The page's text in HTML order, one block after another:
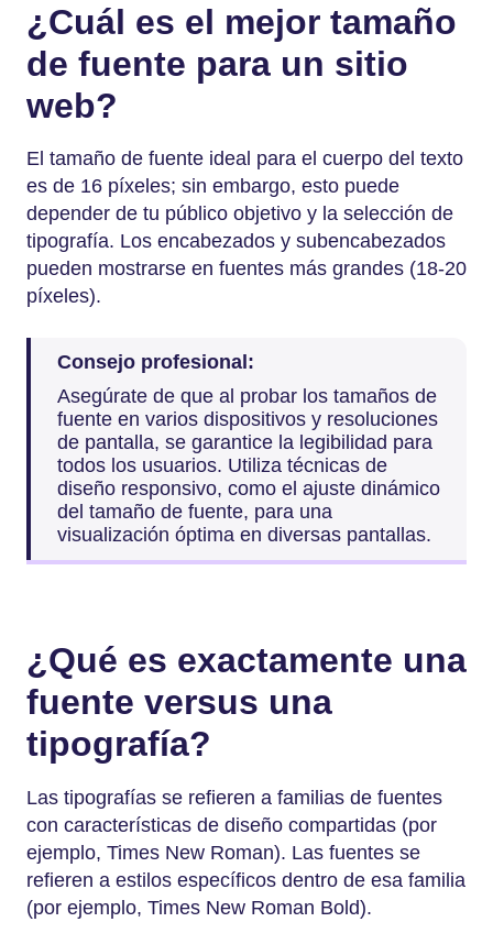
¿Cuál es el mejor tamaño
de fuente para un sitio
web?
El tamaño de fuente ideal para el cuerpo del texto
es de 16 píxeles; sin embargo, esto puede
depender de tu público objetivo y la selección de
tipografía. Los encabezados y subencabezados
pueden mostrarse en fuentes más grandes (18-20
píxeles).
Consejo profesional:
Asegúrate de que al probar los tamaños de
fuente en varios dispositivos y resoluciones
de pantalla, se garantice la legibilidad para
todos los usuarios. Utiliza técnicas de
diseño responsivo, como el ajuste dinámico
del tamaño de fuente, para una
visualización óptima en diversas pantallas.
¿Qué es exactamente una
fuente versus una
tipografía?
Las tipografías se refieren a familias de fuentes
con características de diseño compartidas (por
ejemplo, Times New Roman). Las fuentes se
refieren a estilos específicos dentro de esa familia
(por ejemplo, Times New Roman Bold).